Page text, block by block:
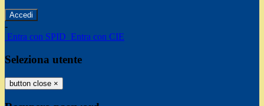
-
Entra con SPID Entra con CIE
Seleziona utente
button close ×